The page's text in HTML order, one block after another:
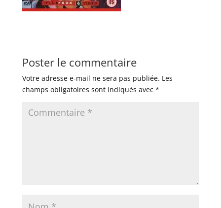
Poster le commentaire
Votre adresse e-mail ne sera pas publiée. Les
champs obligatoires sont indiqués avec *